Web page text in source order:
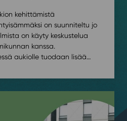
kehittämistä
on suunniteltu jo
on käyty keskustelua
kanssa.
aukiolle tuodaan lisää…